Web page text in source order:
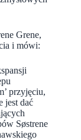
Grene,
i mówi:
przyjęciu,
jest dać
Søstrene